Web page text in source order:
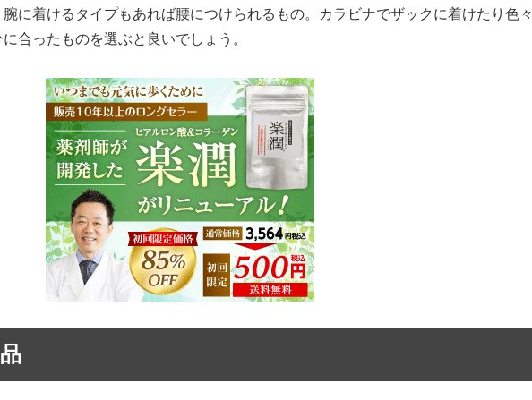
腕に着けるタイプもあれば腰につけられるもの。カラビナでザックに着けたり色々
合ったものを選ぶと良いでしょう。